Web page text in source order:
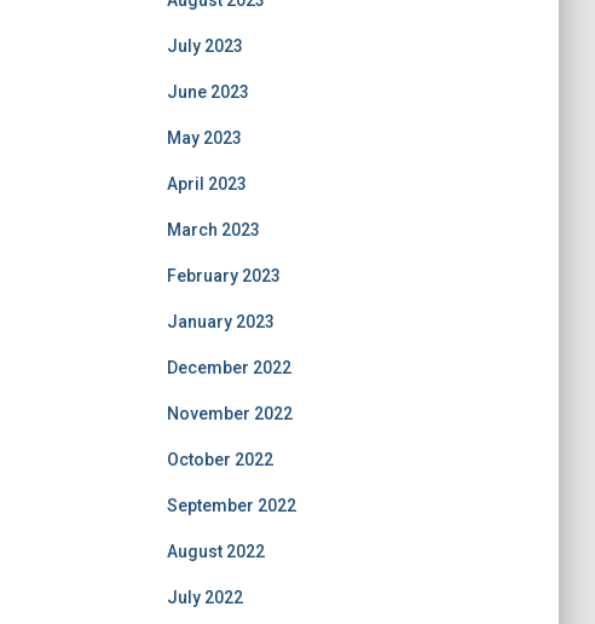
July 2023
June 2023
May 2023
April 2023
March 2023
February 2023
January 2023
December 2022
November 2022
October 2022
September 2022
August 2022
July 2022